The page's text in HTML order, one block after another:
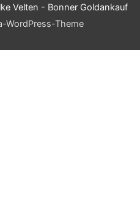
Velten - Bonner Goldankauf
WordPress-Theme